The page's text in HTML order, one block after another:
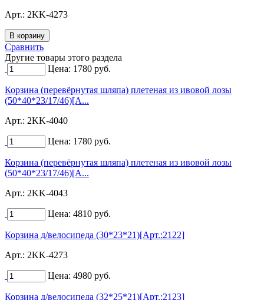
Арт.: 2KK-4273
Сравнить
Другие товары этого раздела
Цена: 1780 руб.
Корзина (перевёрнутая шляпа) плетеная из ивовой лозы
(50*40*23/17/46)[А...
Арт.: 2KK-4040
Цена: 1780 руб.
Корзина (перевёрнутая шляпа) плетеная из ивовой лозы
(50*40*23/17/46)[А...
Арт.: 2KK-4043
Цена: 4810 руб.
Корзина д/велосипеда (30*23*21)[Арт.:2122]
Арт.: 2KK-4273
Цена: 4980 руб.
Корзина д/велосипеда (32*25*21)[Арт.:2123]